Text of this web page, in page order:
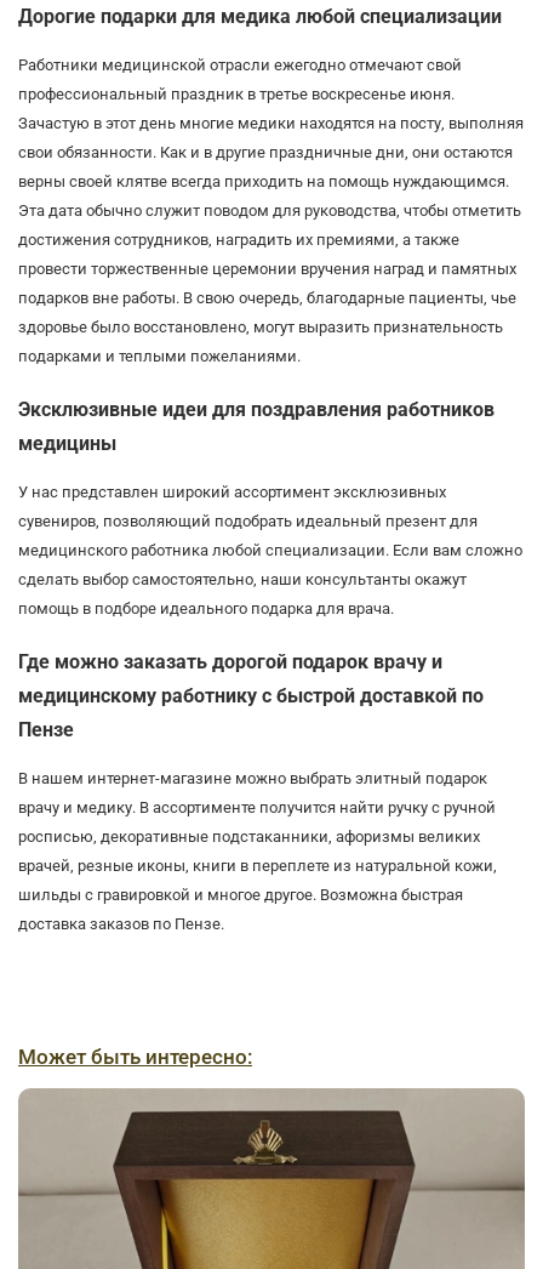
Дорогие подарки для медика любой специализации
Работники медицинской отрасли ежегодно отмечают свой
профессиональный праздник в третье воскресенье июня.
Зачастую в этот день многие медики находятся на посту, выполняя
свои обязанности. Как и в другие праздничные дни, они остаются
верны своей клятве всегда приходить на помощь нуждающимся.
Эта дата обычно служит поводом для руководства, чтобы отметить
достижения сотрудников, наградить их премиями, а также
провести торжественные церемонии вручения наград и памятных
подарков вне работы. В свою очередь, благодарные пациенты, чье
здоровье было восстановлено, могут выразить признательность
подарками и теплыми пожеланиями.
Эксклюзивные идеи для поздравления работников
медицины
У нас представлен широкий ассортимент эксклюзивных
сувениров, позволяющий подобрать идеальный презент для
медицинского работника любой специализации. Если вам сложно
сделать выбор самостоятельно, наши консультанты окажут
помощь в подборе идеального подарка для врача.
Где можно заказать дорогой подарок врачу и
медицинскому работнику с быстрой доставкой по
Пензе
В нашем интернет-магазине можно выбрать элитный подарок
врачу и медику. В ассортименте получится найти ручку с ручной
росписью, декоративные подстаканники, афоризмы великих
врачей, резные иконы, книги в переплете из натуральной кожи,
шильды с гравировкой и многое другое. Возможна быстрая
доставка заказов по Пензе.
Может быть интересно: